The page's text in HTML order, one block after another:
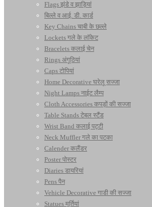
Flags झंडे व झाड़ियां
बिल्ले व आई. डी. कार्ड
Key Chains चाबी के छल्ले
Lockets गले के लॉकेट
Bracelets कलाई चेन
Rings अंगूठियां
Caps टोपियां
Home Decorative घरेलू सज्जा
Night Lamps नाईट लैम्प
Cloth Accessories कपड़ों की सज्जा
Table Stands टेबल स्टैंड
Wrist Band कलाई पट्टी
Neck Muffler गले का पटका
Calender कलैंडर
Poster पोस्टर
Diaries डायरियां
Pens पैन
Vehicle Decorative गाडी की सज्जा
Statues मूर्तियां